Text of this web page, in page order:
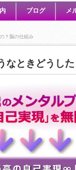
ブログ メ
？脳の仕組み
なときどうし